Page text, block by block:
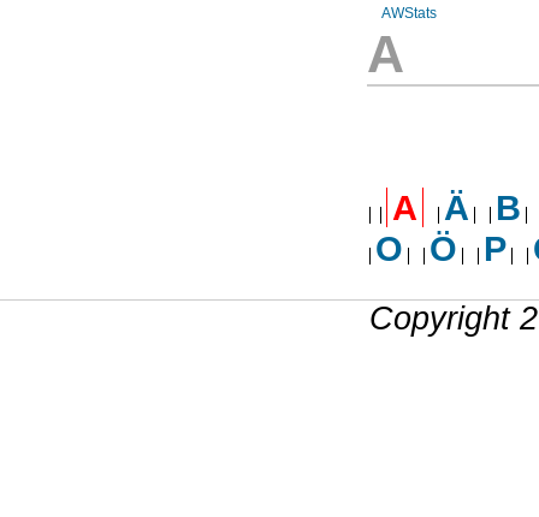
AWStats
A
A Ä
B
O
Ö P
Copyright